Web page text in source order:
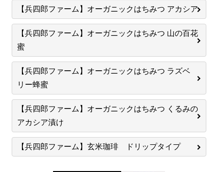
【兵四郎ファーム】オーガニックはちみつ アカシア
【兵四郎ファーム】オーガニックはちみつ 山の百花
蜜
【兵四郎ファーム】オーガニックはちみつ ラズベ
リー蜂蜜
【兵四郎ファーム】オーガニックはちみつ くるみの
アカシア漬け
【兵四郎ファーム】玄米珈琲 ドリップタイプ